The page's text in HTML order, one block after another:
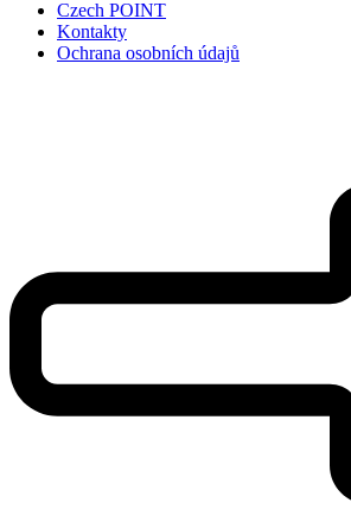
Czech POINT
Kontakty
Ochrana osobních údajů